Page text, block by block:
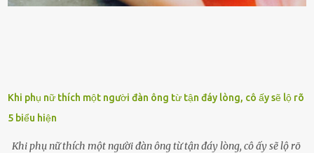
Khi phụ nữ thích một người đàn ông từ tận đáy lòng, cô ấy sẽ lộ rõ
5 biểu hiện
Khi phụ nữ thích một người đàn ông từ tận đáy lòng, cô ấy sẽ lộ rõ